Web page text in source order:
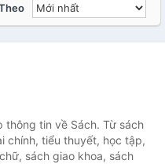
thông tin về Sách. Từ sách
chính, tiểu thuyết, học tập,
sách giao khoa, sách